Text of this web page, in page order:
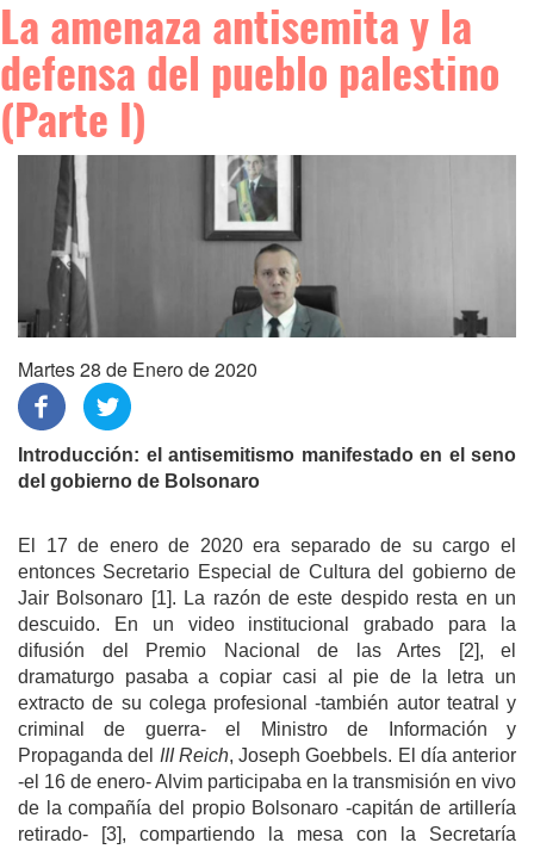
La amenaza antisemita y la
defensa del pueblo palestino
(Parte I)
Martes 28 de Enero de 2020
Introducción: el antisemitismo manifestado en el seno
del gobierno de Bolsonaro
El 17 de enero de 2020 era separado de su cargo el
entonces Secretario Especial de Cultura del gobierno de
Jair Bolsonaro [1]. La razón de este despido resta en un
descuido. En un video institucional grabado para la
difusión del Premio Nacional de las Artes [2], el
dramaturgo pasaba a copiar casi al pie de la letra un
extracto de su colega profesional -también autor teatral y
criminal de guerra- el Ministro de Información y
Propaganda del III Reich, Joseph Goebbels. El día anterior
-el 16 de enero- Alvim participaba en la transmisión en vivo
de la compañía del propio Bolsonaro -capitán de artillería
retirado- [3], compartiendo la mesa con la Secretaría